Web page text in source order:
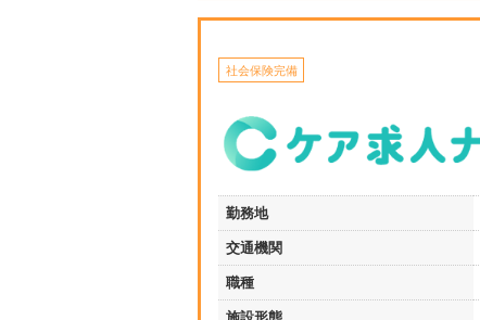
社会保険完備
勤務地
交通機関
職種